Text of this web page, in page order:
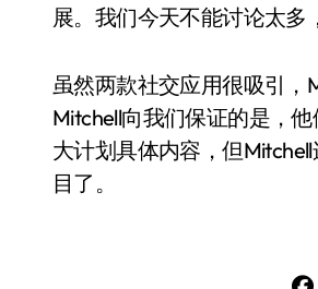
展。我们今天不能讨论太多
虽然两款社交应用很吸引，
Mitchell向我们保证的是，
大计划具体内容，但
目了。